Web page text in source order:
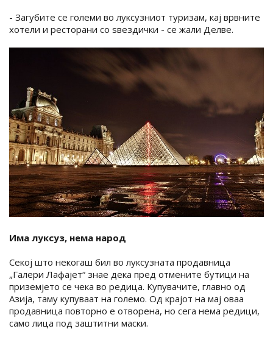
- Загубите се големи во луксузниот туризам, кај врвните
хотели и ресторани со ѕвездички - се жали Делве.
Има луксуз, нема народ
Секој што некогаш бил во луксузната продавница
„Галери Лафајет“ знае дека пред отмените бутици на
приземјето се чека во редица. Купувачите, главно од
Азија, таму купуваат на големо. Од крајот на мај оваа
продавница повторно е отворена, но сега нема редици,
само лица под заштитни маски.